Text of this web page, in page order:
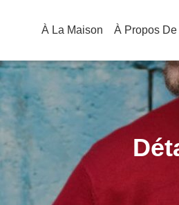
À La Maison À Propos